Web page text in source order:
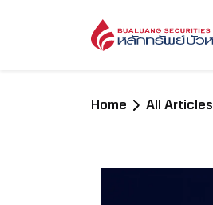
Home All Articles